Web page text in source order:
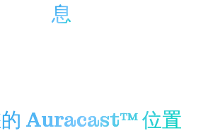
息
的 Auracast™ 位置